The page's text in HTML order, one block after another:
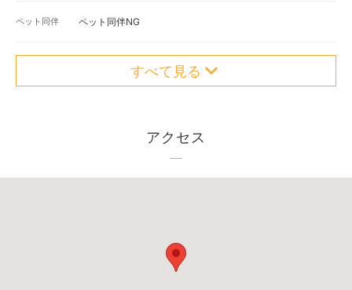
ペット同伴 ペット同伴NG
すべて見る
アクセス